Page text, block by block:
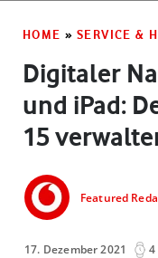
HOME » SERVICE &
Digitaler
und iPad:
15
Featured
17. Dezember 2021 4